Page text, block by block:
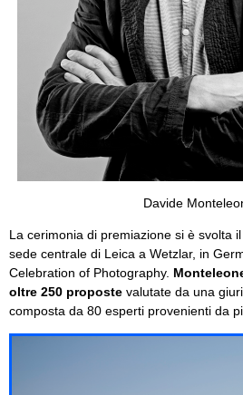
Davide
La cerimonia di premiazione si è svolta
sede centrale di Leica a Wetzlar, in
Celebration of Photography.
oltre 250 proposte valutate da una
composta da 80 esperti provenienti da